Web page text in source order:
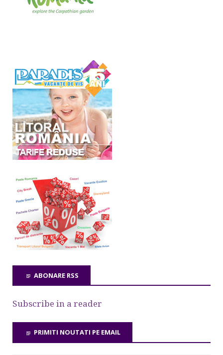
ABONARE RSS
Subscribe in a reader
PRIMITI NOUTATI PE EMAIL